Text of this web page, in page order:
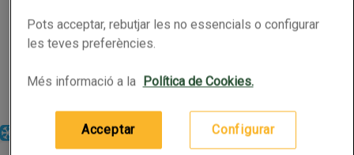
2a unitat 50% de descompte
Nom de l’oferta: 2a unitat 50% de descompte, ,
Preu
3,49 €
LA CULINARIA Croquetes de formatge blau i ceba caramel·litzada
Congelat
Pots acceptar, rebutjar les no essencials o configurar
les teves preferències.
Més informació a la Política de Cookies.
Configurar
Acceptar